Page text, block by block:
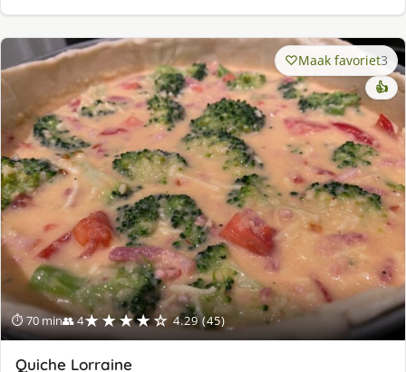
⏱ 70 min👥 4★★★★☆ 4.29 (45)
Maak favoriet3
👍
Quiche Lorraine